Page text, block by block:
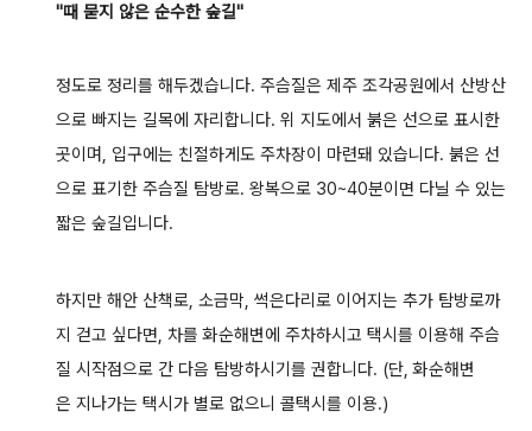
"때 묻지 않은 순수한 숲길"
정도로 정리를 해두겠습니다. 주슴질은 제주 조각공원에서 산방산
으로 빠지는 길목에 자리합니다. 위 지도에서 붉은 선으로 표시한
곳이며, 입구에는 친절하게도 주차장이 마련돼 있습니다. 붉은 선
으로 표기한 주슴질 탐방로. 왕복으로 30~40분이면 다닐 수 있는
짧은 숲길입니다.
하지만 해안 산책로, 소금막, 썩은다리로 이어지는 추가 탐방로까
지 걷고 싶다면, 차를 화순해변에 주차하시고 택시를 이용해 주슴
질 시작점으로 간 다음 탐방하시기를 권합니다. (단, 화순해변
은 지나가는 택시가 별로 없으니 콜택시를 이용.)